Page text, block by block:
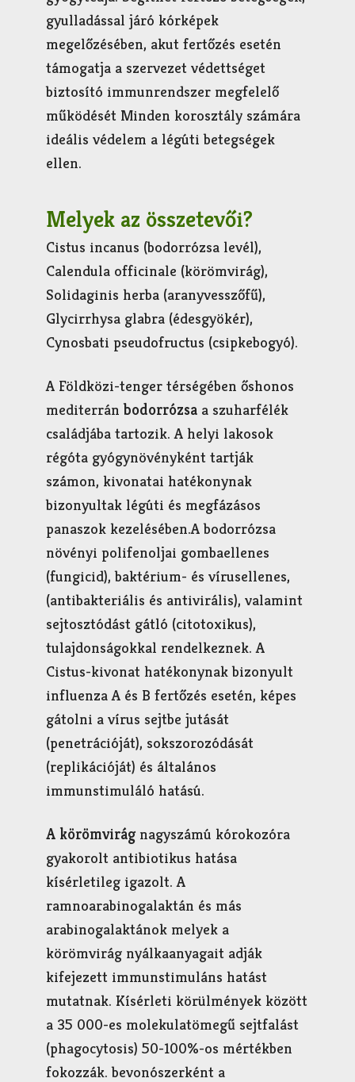
gyulladással járó kórképek
megelőzésében, akut fertőzés esetén
támogatja a szervezet védettséget
biztosító immunrendszer megfelelő
működését Minden korosztály számára
ideális védelem a légúti betegségek
ellen.
Melyek az összetevői?
Cistus incanus (bodorrózsa levél),
Calendula officinale (körömvirág),
Solidaginis herba (aranyvesszőfű),
Glycirrhysa glabra (édesgyökér),
Cynosbati pseudofructus (csipkebogyó).
A Földközi-tenger térségében őshonos
mediterránbodorrózsa a szuharfélék
családjába tartozik. A helyi lakosok
régóta gyógynövényként tartják
számon, kivonatai hatékonynak
bizonyultak légúti és megfázásos
panaszok kezelésében.A bodorrózsa
növényi polifenoljai gombaellenes
(fungicid), baktérium- és vírusellenes,
(antibakteriális és antivirális), valamint
sejtosztódást gátló (citotoxikus),
tulajdonságokkal rendelkeznek. A
Cistus-kivonat hatékonynak bizonyult
influenza A és B fertőzés esetén, képes
gátolni a vírus sejtbe jutását
(penetrációját), sokszorozódását
(replikációját) és általános
immunstimuláló hatású.
A körömvirágnagyszámú kórokozóra
gyakorolt antibiotikus hatása
kísérletileg igazolt. A
ramnoarabinogalaktán és más
arabinogalaktánok melyek a
körömvirág nyálkaanyagait adják
kifejezett immunstimuláns hatást
mutatnak. Kísérleti körülmények között
a 35 000-es molekulatömegű sejtfalást
(phagocytosis) 50-100%-os mértékben
fokozzák. bevonószerként a